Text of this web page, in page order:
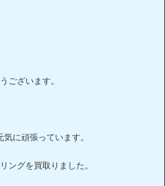
ございます。
に頑張っています。
ングを買取りました。